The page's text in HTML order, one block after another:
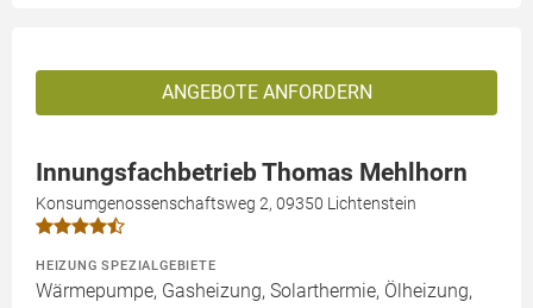
ANGEBOTE ANFORDERN
Innungsfachbetrieb Thomas Mehlhorn
Konsumgenossenschaftsweg 2, 09350 Lichtenstein
HEIZUNG SPEZIALGEBIETE
Wärmepumpe, Gasheizung, Solarthermie, Ölheizung,